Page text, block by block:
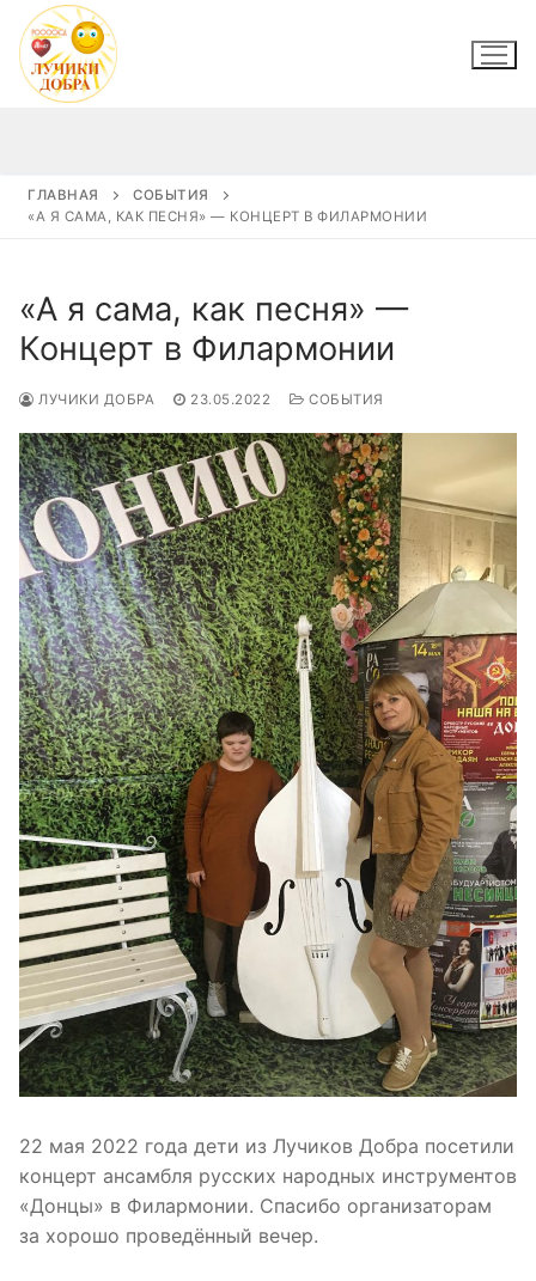
Перейти
содержимому
ГЛАВНАЯ
СОБЫТИЯ
«А Я САМА, КАК ПЕСНЯ» — КОНЦЕРТ В ФИЛАРМОНИИ
«А я сама, как песня» —
Концерт в Филармонии
ЛУЧИКИ ДОБРА 23.05.2022 СОБЫТИЯ
22 мая 2022 года дети из Лучиков Добра посетили
концерт ансамбля русских народных инструментов
«Донцы» в Филармонии. Спасибо организаторам
за хорошо проведённый вечер.